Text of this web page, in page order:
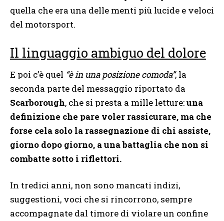
quella che era una delle menti più lucide e veloci
del motorsport.
Il linguaggio ambiguo del dolore
E poi c’è quel “è in una posizione comoda”, la
seconda parte del messaggio riportato da
Scarborough, che si presta a mille letture:una
definizione che pare voler rassicurare, ma che
forse cela solo la rassegnazione di chi assiste,
giorno dopo giorno, a una battaglia che non si
combatte sotto i riflettori.
In tredici anni, non sono mancati indizi,
suggestioni, voci che si rincorrono, sempre
accompagnate dal timore di violare un confine